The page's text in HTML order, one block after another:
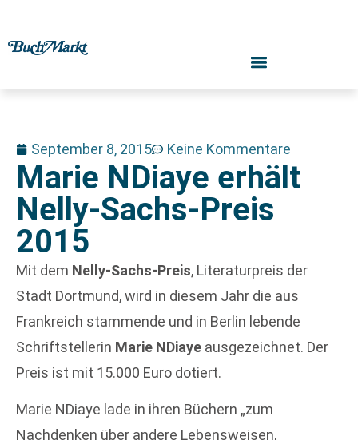
September 8, 2015 Keine Kommentare
Marie NDiaye erhält
Nelly-Sachs-Preis
2015
Mit dem Nelly-Sachs-Preis, Literaturpreis der
Stadt Dortmund, wird in diesem Jahr die aus
Frankreich stammende und in Berlin lebende
Schriftstellerin Marie NDiaye ausgezeichnet. Der
Preis ist mit 15.000 Euro dotiert.
Marie NDiaye lade in ihren Büchern „zum
Nachdenken über andere Lebensweisen,